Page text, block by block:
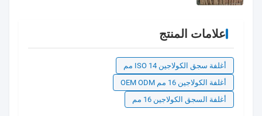
علامات المنتج
أغلفة سجق الكولاجين ISO 14 مم
أغلفة الكولاجين 16 مم OEM ODM
أغلفة السجق الكولاجين 16 مم